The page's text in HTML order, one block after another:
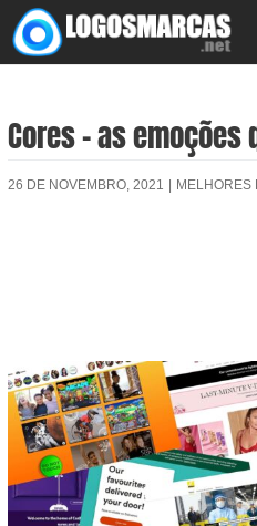
Skip
to
Cores – as emoções
26 DE NOVEMBRO, 2021 MELHORES